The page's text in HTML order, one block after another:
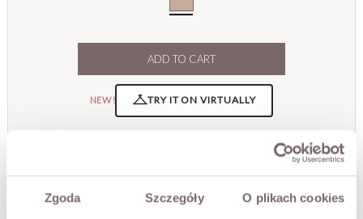
Zgoda Szczegóły O plikach cookies
ADD TO CART
NEW! TRY IT ON VIRTUALLY
An elegant and remarkably feminine piece with a romantic
feel. Crafted from delicate openwork lace in a warm beige